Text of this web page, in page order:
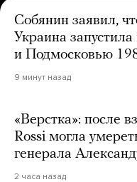
Собянин заявил,
Украина
и Подмосковью
9 минут назад
«Верстка»: после
Rossi могла
генерала
2 часа назад